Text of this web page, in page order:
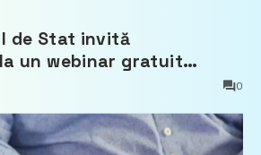
de Stat invită
un webinar gratuit
impozitului pe bunurile
0